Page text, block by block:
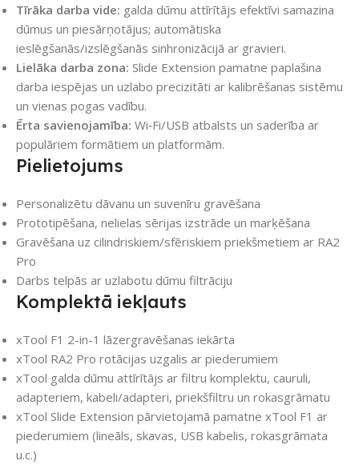
Tīrāka darba vide: galda dūmu attīrītājs efektīvi samazina
dūmus un piesārņotājus; automātiska
ieslēgšanās/izslēgšanās sinhronizācijā ar gravieri.
Lielāka darba zona: Slide Extension pamatne paplašina
darba iespējas un uzlabo precizitāti ar kalibrēšanas sistēmu
un vienas pogas vadību.
Ērta savienojamība: Wi‑Fi/USB atbalsts un saderība ar
populāriem formātiem un platformām.
Pielietojums
Personalizētu dāvanu un suvenīru gravēšana
Prototipēšana, nelielas sērijas izstrāde un marķēšana
Gravēšana uz cilindriskiem/sfēriskiem priekšmetiem ar RA2
Pro
Darbs telpās ar uzlabotu dūmu filtrāciju
Komplektā iekļauts
xTool F1 2-in-1 lāzergravēšanas iekārta
xTool RA2 Pro rotācijas uzgalis ar piederumiem
xTool galda dūmu attīrītājs ar filtru komplektu, cauruli,
adapteriem, kabeli/adapteri, priekšfiltru un rokasgrāmatu
xTool Slide Extension pārvietojamā pamatne xTool F1 ar
piederumiem (lineāls, skavas, USB kabelis, rokasgrāmata
u.c.)